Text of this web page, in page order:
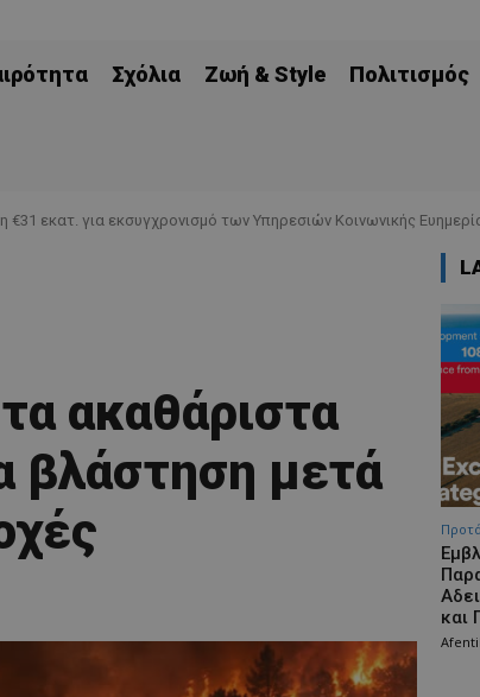
Σχόλια Ζωή & Style Πολιτισμός
€31 εκατ. για εκσυγχρονισμό των Υπηρεσιών Κοινωνικής
ακαθάριστα
βλάστηση μετά
και